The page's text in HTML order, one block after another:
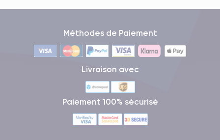
Méthodes de Paiement
Livraison avec
Paiement 100% sécurisé